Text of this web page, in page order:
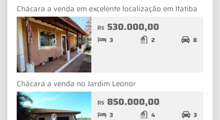
Chácara a venda em excelente localização em Itatiba
R$ 530.000,00
3 2 8
Chácara a venda no Jardim Leonor
R$ 850.000,00
3 4 3